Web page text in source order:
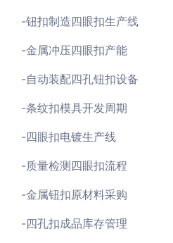
-钮扣制造四眼扣生产线
-金属冲压四眼扣产能
-自动装配四孔钮扣设备
-条纹扣模具开发周期
-四眼扣电镀生产线
-质量检测四眼扣流程
-金属钮扣原材料采购
-四孔扣成品库存管理